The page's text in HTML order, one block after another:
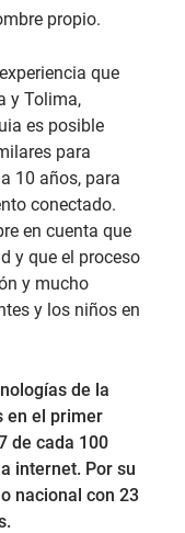
propio.
que
y Tolima,
es posible
para
10 años, para
conectado.
en cuenta que
y que el proceso
y mucho
y los niños en
de la
en el primer
de cada 100
internet. Por su
nacional con 23